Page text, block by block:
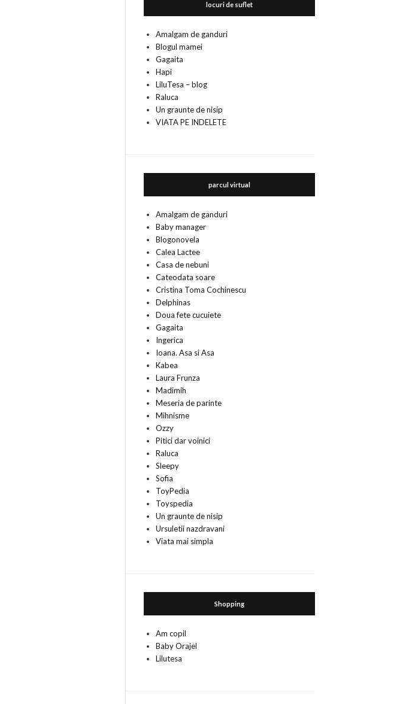
locuri de suflet
Amalgam de ganduri
Blogul mamei
Gagaita
Hapi
LiluTesa – blog
Raluca
Un graunte de nisip
VIATA PE INDELETE
parcul virtual
Amalgam de ganduri
Baby manager
Blogonovela
Calea Lactee
Casa de nebuni
Cateodata soare
Cristina Toma Cochinescu
Delphinas
Doua fete cucuiete
Gagaita
Ingerica
Ioana. Asa si Asa
Kabea
Laura Frunza
Madimih
Meseria de parinte
Mihnisme
Ozzy
Pitici dar voinici
Raluca
Sleepy
Sofia
ToyPedia
Toyspedia
Un graunte de nisip
Ursuletii nazdravani
Viata mai simpla
Shopping
Am copil
Baby Orajel
Lilutesa